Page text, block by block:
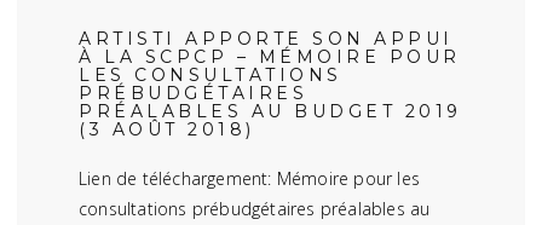
ARTISTI APPORTE SON APPUI
À LA SCPCP – MÉMOIRE POUR
LES CONSULTATIONS
PRÉBUDGÉTAIRES
PRÉALABLES AU BUDGET 2019
(3 AOÛT 2018)
Lien de téléchargement: Mémoire pour les
consultations prébudgétaires préalables au